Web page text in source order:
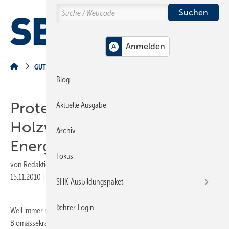
Hauptinhalt
Hauptmenü
SiteSearch
GUT ZU WISSEN
Protest gegen
Holzverbrennung zur reinen
Energiegewinnung
von Redaktion
15.11.2010
Druckvorschau
Weil immer mehr industriell nutzbares Holz unwiederbringlich in
Biomassekraftwerken sowie gewerblichen und privaten
Search
Blog
Aktuelle Ausgabe
Archiv
Fokus
SHK-Ausbildungspaket
Lehrer-Login